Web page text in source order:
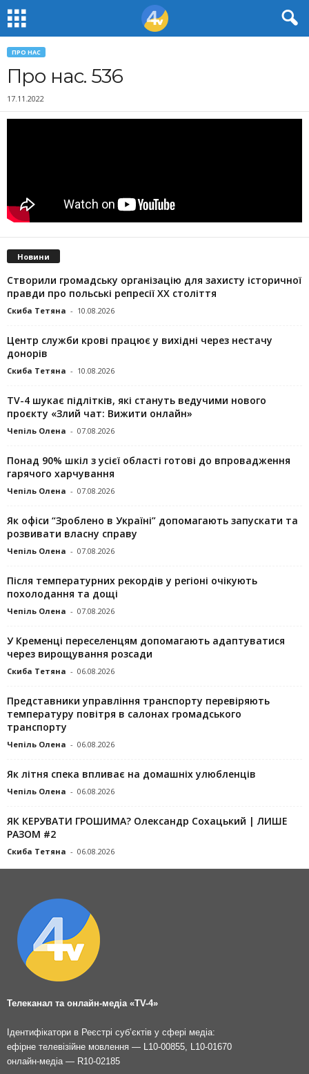
ПРО НАС
Про нас. 536
17.11.2022
Новини
Створили громадську організацію для захисту історичної
правди про польські репресії ХХ століття
Скиба Тетяна - 10.08.2026
Центр служби крові працює у вихідні через нестачу
донорів
Скиба Тетяна - 10.08.2026
TV-4 шукає підлітків, які стануть ведучими нового
проєкту «Злий чат: Вижити онлайн»
Чепіль Олена - 07.08.2026
Понад 90% шкіл з усієї області готові до впровадження
гарячого харчування
Чепіль Олена - 07.08.2026
Як офіси “Зроблено в Україні” допомагають запускaти та
розвивати власну справу
Чепіль Олена - 07.08.2026
Після температурних рекордів у регіоні очікують
похолодання та дощі
Чепіль Олена - 07.08.2026
У Кременці переселенцям допомагають адаптуватися
через вирощування розсади
Скиба Тетяна - 06.08.2026
Представники управління транспорту перевіряють
температуру повітря в салонах громадського
транспорту
Чепіль Олена - 06.08.2026
Як літня спека впливає на домашніх улюбленців
Чепіль Олена - 06.08.2026
ЯК КЕРУВАТИ ГРОШИМА? Олександр Сохацький | ЛИШЕ
РАЗОМ #2
Скиба Тетяна - 06.08.2026
Телеканал та онлайн-медіа «TV-4»
Ідентифікатори в Реєстрі суб’єктів у сфері медіа:
ефірне телевізійне мовлення — L10-00855, L10-01670
онлайн-медіа — R10-02185